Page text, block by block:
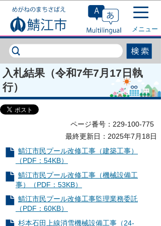
このページの本文へ移動
メニュー
入札結果（令和7年7月17日執
行）
ページ番号：229-100-775
最終更新日：2025年7月18日
鯖江市民プール改修工事（建築工事）
（PDF：54KB）
鯖江市民プール改修工事（機械設備工
事）（PDF：53KB）
鯖江市民プール改修工事監理業務委託
（PDF：60KB）
杉本石田上線消雪機械設備工事（24-